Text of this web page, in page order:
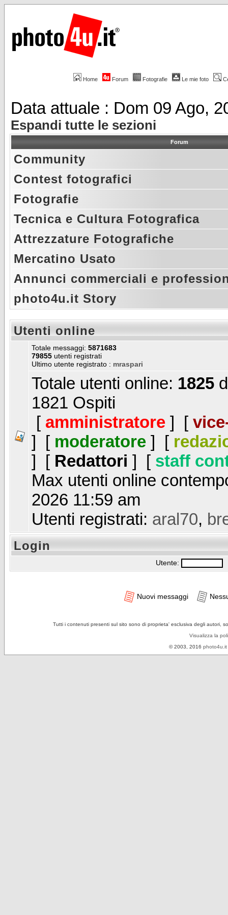
Home Forum Fotografie Le mie foto
Data attuale : Dom 09 Ago,
Espandi tutte le sezioni
Forum
Community
Contest fotografici
Fotografie
Tecnica e Cultura Fotografica
Attrezzature Fotografiche
Mercatino Usato
Annunci commerciali e
photo4u.it Story
Utenti online
Totale messaggi: 5871683
79855 utenti registrati
Ultimo utente registrato : mraspari
Totale utenti online: 1825
1821 Ospiti
[ amministratore ] [
] [ moderatore ] [
] [ Redattori ] [ staff
Max utenti online
2026 11:59 am
Utenti registrati: aral70,
Login
Utente:
Nuovi messaggi
Tutti i contenuti presenti sul sito sono di proprieta' esclusiva degli autori,
Visualizza la
© 2003, 2016 photo4u.it